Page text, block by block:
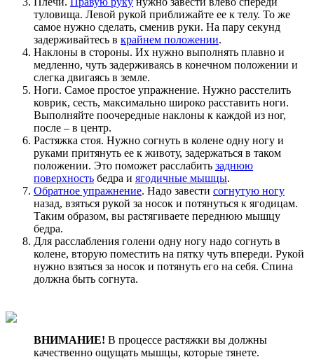
туловища. Левой рукой приближайте ее к телу. То же
самое нужно сделать, сменив руки. На пару секунд
задерживайтесь в крайнем положении.
Наклоны в стороны. Их нужно выполнять плавно и
медленно, чуть задерживаясь в конечном положении и
слегка двигаясь в земле.
Ноги. Самое простое упражнение. Нужно расстелить
коврик, сесть, максимально широко расставить ноги.
Выполняйте поочередные наклоны к каждой из ног,
после – в центр.
Растяжка стоя. Нужно согнуть в колене одну ногу и
руками притянуть ее к животу, задержаться в таком
положении. Это поможет расслабить заднюю
поверхность бедра и ягодичные мышцы.
Обратное упражнение. Надо завести согнутую ногу
назад, взяться рукой за носок и потянуться к ягодицам.
Таким образом, вы растягиваете переднюю мышцу
бедра.
Для расслабления голени одну ногу надо согнуть в
колене, вторую поместить на пятку чуть впереди. Рукой
нужно взяться за носок и потянуть его на себя. Спина
должна быть согнута.
ВНИМАНИЕ! В процессе растяжки вы должны
качественно ощущать мышцы, которые тянете.